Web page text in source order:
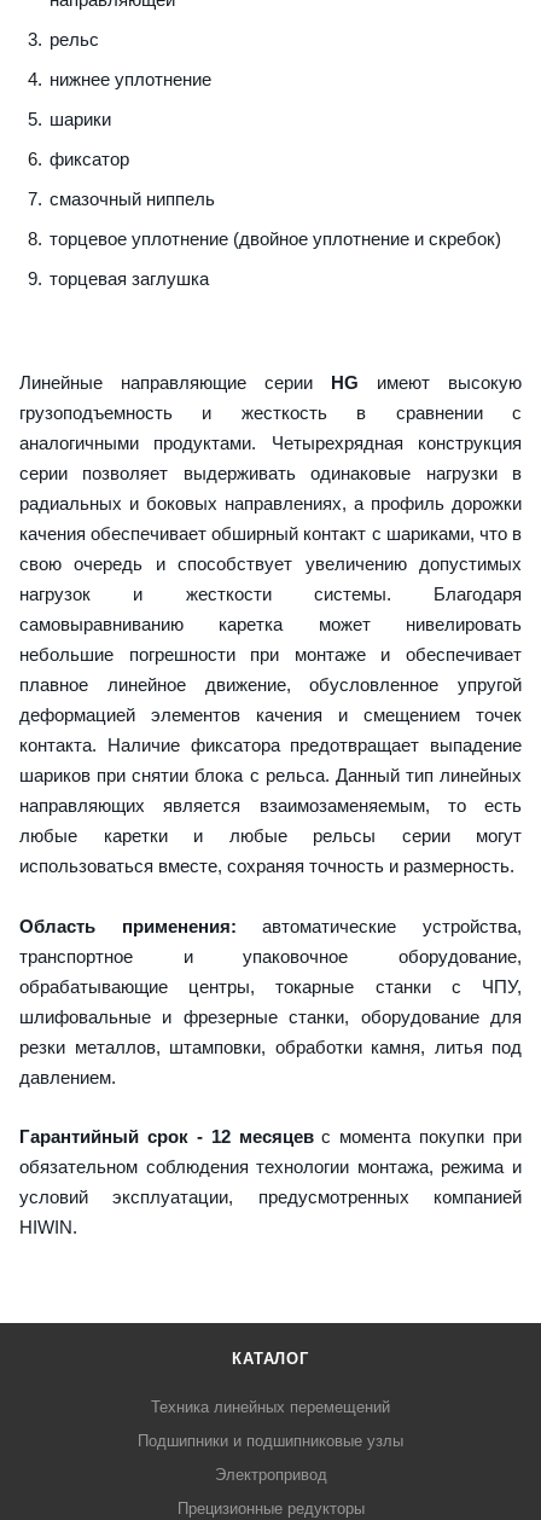
рельс
нижнее уплотнение
шарики
фиксатор
смазочный ниппель
торцевое уплотнение (двойное уплотнение и скребок)
торцевая заглушка
Линейные направляющие серии HG имеют высокую
грузоподъемность и жесткость в сравнении с
аналогичными продуктами. Четырехрядная конструкция
серии позволяет выдерживать одинаковые нагрузки в
радиальных и боковых направлениях, а профиль дорожки
качения обеспечивает обширный контакт с шариками, что в
свою очередь и способствует увеличению допустимых
нагрузок и жесткости системы. Благодаря
самовыравниванию каретка может нивелировать
небольшие погрешности при монтаже и обеспечивает
плавное линейное движение, обусловленное упругой
деформацией элементов качения и смещением точек
контакта. Наличие фиксатора предотвращает выпадение
шариков при снятии блока с рельса. Данный тип линейных
направляющих является взаимозаменяемым, то есть
любые каретки и любые рельсы серии могут
использоваться вместе, сохраняя точность и размерность.
Область применения: автоматические устройства,
транспортное и упаковочное оборудование,
обрабатывающие центры, токарные станки с ЧПУ,
шлифовальные и фрезерные станки, оборудование для
резки металлов, штамповки, обработки камня, литья под
давлением.
Гарантийный срок - 12 месяцевс момента покупки при
обязательном соблюдения технологии монтажа, режима и
условий эксплуатации, предусмотренных компанией
HIWIN.
КАТАЛОГ
Техника линейных перемещений
Подшипники и подшипниковые узлы
Электропривод
Прецизионные редукторы